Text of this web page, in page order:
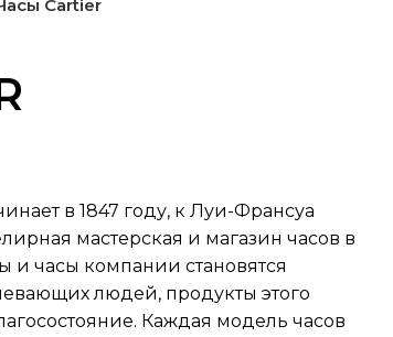
Cartier
в 1847 году, к Луи-Франсуа
мастерская и магазин часов в
и часы компании становятся
людей, продукты этого
Каждая модель часов